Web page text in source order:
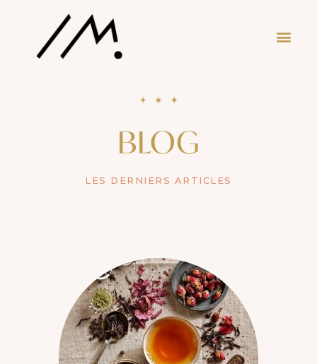
BLOG
LES DERNIERS ARTICLES